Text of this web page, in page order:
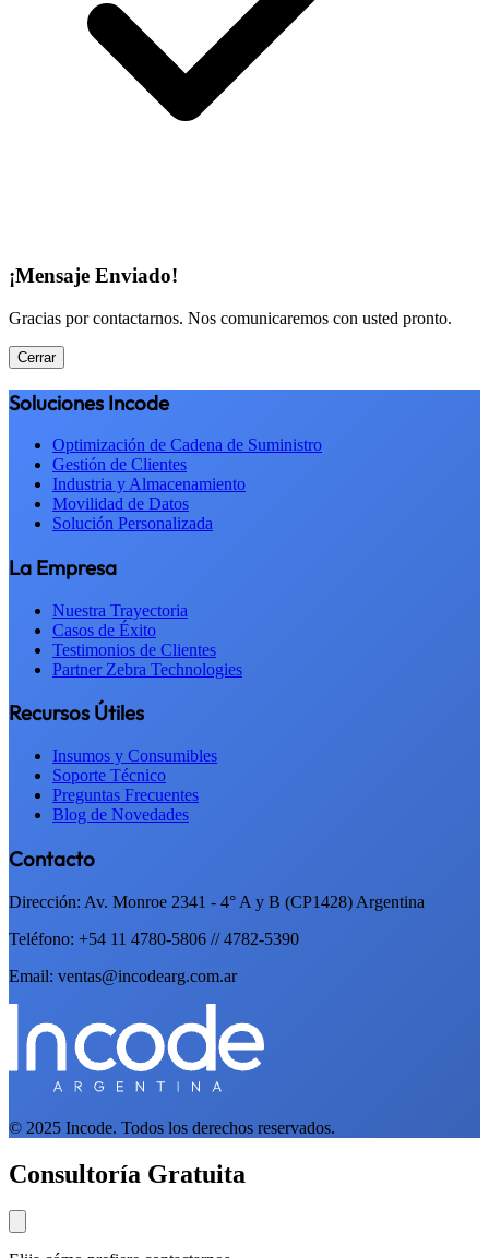
¡Mensaje Enviado!
Gracias por contactarnos. Nos comunicaremos con usted pronto.
Cerrar
Soluciones Incode
Optimización de Cadena de Suministro
Gestión de Clientes
Industria y Almacenamiento
Movilidad de Datos
Solución Personalizada
La Empresa
Nuestra Trayectoria
Casos de Éxito
Testimonios de Clientes
Partner Zebra Technologies
Recursos Útiles
Insumos y Consumibles
Soporte Técnico
Preguntas Frecuentes
Blog de Novedades
Contacto
Dirección: Av. Monroe 2341 - 4° A y B (CP1428) Argentina
Teléfono: +54 11 4780-5806 // 4782-5390
Email: ventas@incodearg.com.ar
© 2025 Incode. Todos los derechos reservados.
Consultoría Gratuita